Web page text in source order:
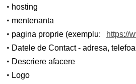
hosting
mentenanta
pagina proprie (exemplu:
https://
Datele de Contact - adresa,
Descriere afacere
Logo